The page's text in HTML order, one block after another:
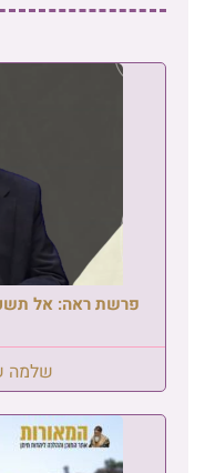
פרשת ראה: אל
שלמה